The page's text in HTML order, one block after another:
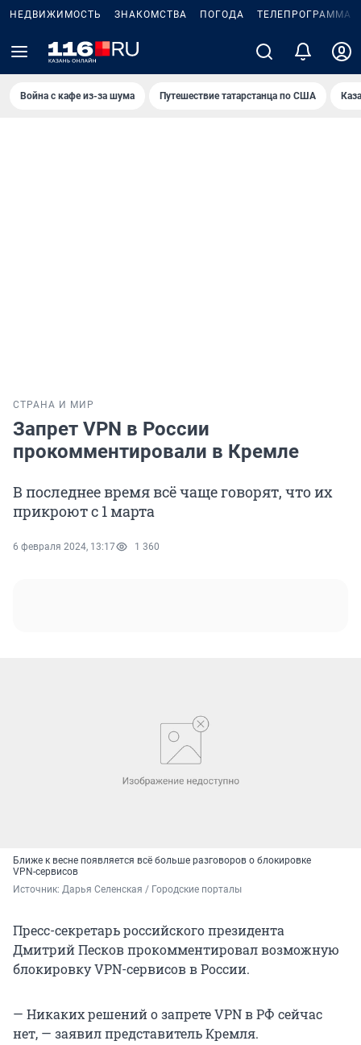
НЕДВИЖИМОСТЬ ЗНАКОМСТВА ПОГОДА ТЕЛЕПРОГРАММА
Война с кафе из-за шума Путешествие татарстанца по США
СТРАНА И МИР
Запрет VPN в России
прокомментировали в Кремле
В последнее время всё чаще говорят, что их
прикроют с 1 марта
6 февраля 2024, 13:17 1 360
Ближе к весне появляется всё больше разговоров о блокировке
VPN-сервисов
Источник: Дарья Селенская / Городские порталы
Пресс-секретарь российского президента
Дмитрий Песков прокомментировал возможную
блокировку VPN-сервисов в России.
— Никаких решений о запрете VPN в РФ сейчас
нет, — заявил представитель Кремля.